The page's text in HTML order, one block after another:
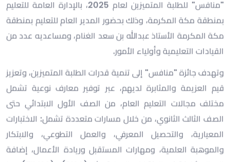
مشيدًا في الوقت ذاته بدعم أمير منطقة مكة المكرمة وسمو
نائبه لمسيرة التعليم وتعزيز بيئة الإبداع والابتكار في المنطقة.
وأكد أن مسارات الجائزة تمثل فرصة حقيقية لإبراز مواهب الطلبة
في مجالات متعددة، تشمل الاختبارات المعيارية، والتحصيل
العلمي، والعمل التطوعي، والابتكار، ومهارات المستقبل وريادة
الأعمال، مشيرًا إلى أن هذه المسارات تسهم في إعداد جيل يمتلك
المهارات اللازمة لمواكبة تحديات العصر.
وأضاف أن هذا الإنجاز يمثل بداية لمسيرة ممتدة من النجاح،
مؤكدًا حرص إدارة التعليم على توفير بيئة تعليمية محفزة تدعم
استمرار التميز، مقدمًا شكره لأولياء الأمور والمعلمين